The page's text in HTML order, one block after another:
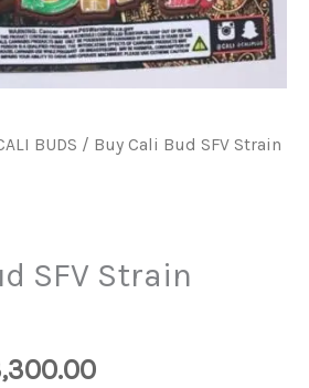
BUDS / Buy Cali Bud SFV Strain
SFV Strain